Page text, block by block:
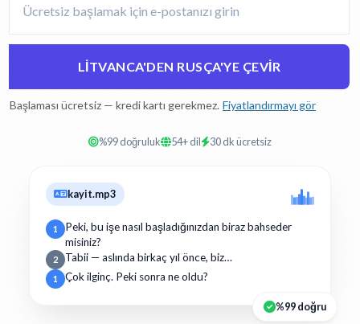
LITVANCA'DEN RUSÇA'YE ÇEVIR
Başlaması ücretsiz — kredi kartı gerekmez. Fiyatlandırmayı gör
%99 doğruluk 54+ dil 30 dk ücretsiz
kayit.mp3
1
Peki, bu işe nasıl başladığınızdan biraz bahseder
misiniz?
2 Tabii — aslında birkaç yıl önce, biz…
1 Çok ilginç. Peki sonra ne oldu?
%99 doğru